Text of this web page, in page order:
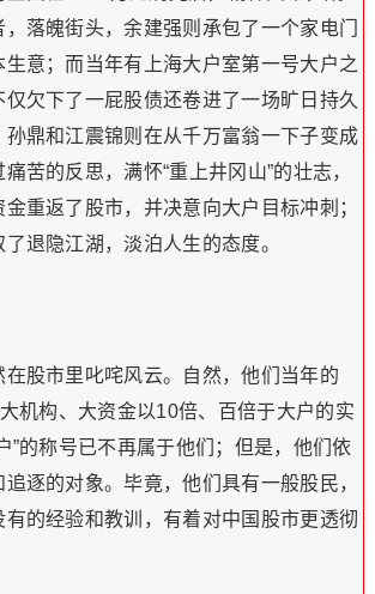
落魄街头，余建强则承包了一个家电门
意；而当年有上海大户室第一号大户之
欠下了一屁股债还卷进了一场旷日持久
孙鼎和江震锦则在从千万富翁一下子变成
苦的反思，满怀“重上井冈山”的壮志，
重返了股市，并决意向大户目标冲刺；
退隐江湖，淡泊人生的态度。
在股市里叱咤风云。自然，他们当年的
机构、大资金以10倍、百倍于大户的实
”的称号已不再属于他们；但是，他们依
逐的对象。毕竟，他们具有一般股民，
的经验和教训，有着对中国股市更透彻